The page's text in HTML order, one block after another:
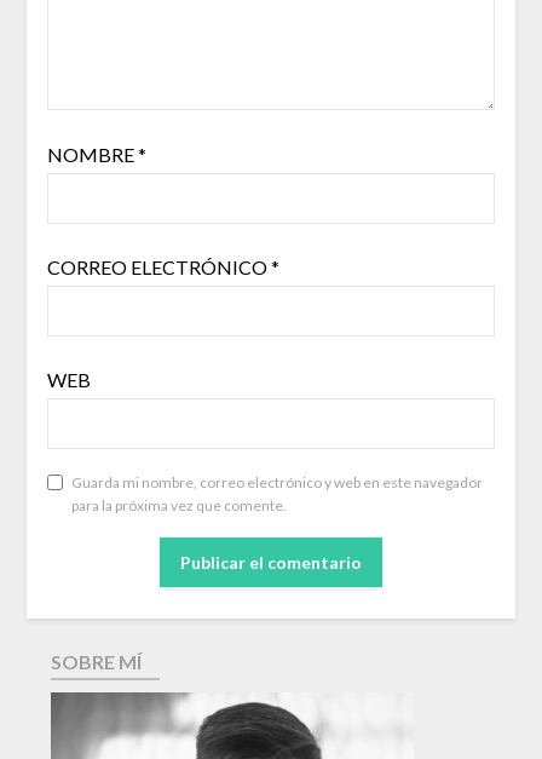
NOMBRE*
CORREO ELECTRÓNICO*
WEB
Guarda mi nombre, correo electrónico y web en este navegador
para la próxima vez que comente.
SOBRE MÍ